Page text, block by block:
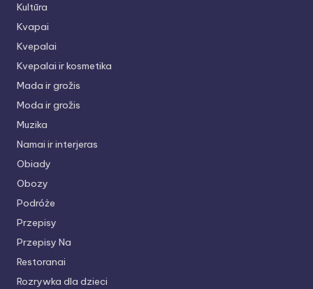
Kultūra
Kvapai
Kvepalai
Kvepalai ir kosmetika
Mada ir grožis
Moda ir grožis
Muzika
Namai ir interjeras
Obiady
Obozy
Podróże
Przepisy
Przepisy Na
Restoranai
Rozrywka dla dzieci